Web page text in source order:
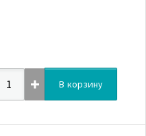
В корзину